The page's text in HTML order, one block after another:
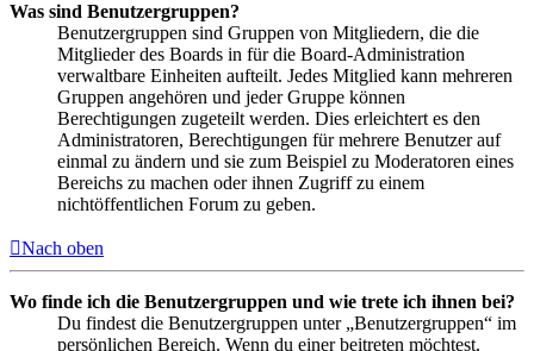
Was sind Benutzergruppen?
Benutzergruppen sind Gruppen von Mitgliedern, die die
Mitglieder des Boards in für die Board-Administration
verwaltbare Einheiten aufteilt. Jedes Mitglied kann mehreren
Gruppen angehören und jeder Gruppe können
Berechtigungen zugeteilt werden. Dies erleichtert es den
Administratoren, Berechtigungen für mehrere Benutzer auf
einmal zu ändern und sie zum Beispiel zu Moderatoren eines
Bereichs zu machen oder ihnen Zugriff zu einem
nichtöffentlichen Forum zu geben.
Nach oben
Wo finde ich die Benutzergruppen und wie trete ich ihnen bei?
Du findest die Benutzergruppen unter „Benutzergruppen“ im
persönlichen Bereich. Wenn du einer beitreten möchtest,